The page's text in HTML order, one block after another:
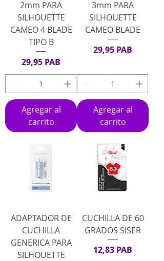
2mm PARA
SILHOUETTE
CAMEO 4 BLADE
TIPO B
Precio
29,95 PAB
Agregar al
carrito
3mm PARA
SILHOUETTE
CAMEO BLADE
Precio
29,95 PAB
Agregar al
carrito
ADAPTADOR DE
CUCHILLA
GENERICA PARA
SILHOUETTE
CUCHILLA DE 60
GRADOS SISER
Precio
12,83 PAB